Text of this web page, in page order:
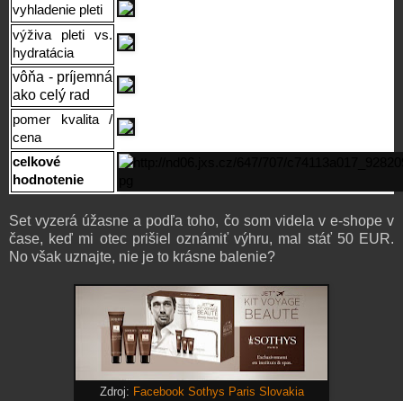
vyhladenie pleti
výživa pleti vs.
hydratácia
vôňa - príjemná
ako celý rad
pomer kvalita /
cena
celkové
hodnotenie
Set vyzerá úžasne a podľa toho, čo som videla v e-shope v
čase, keď mi otec prišiel oznámiť výhru, mal stáť 50 EUR.
No však uznajte, nie je to krásne balenie?
Zdroj: Facebook Sothys Paris Slovakia